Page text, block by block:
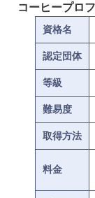
コーヒープロ
資格名
認定団体
等級
難易度
取得方法
料金